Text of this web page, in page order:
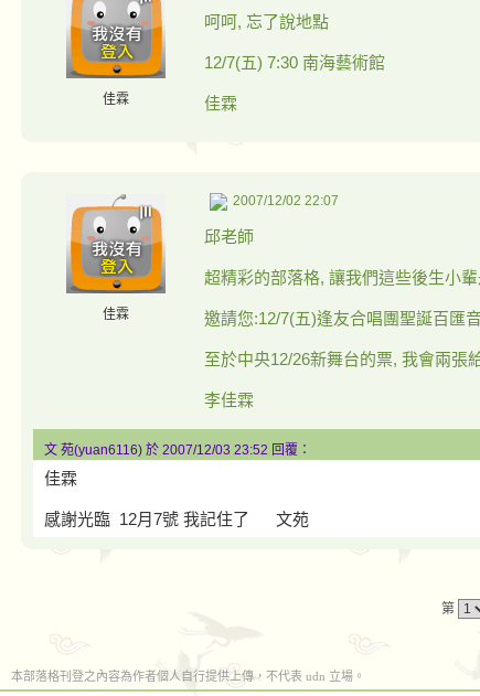
佳霖
呵呵, 忘了說地點
12/7(五) 7:30 南海藝術館
佳霖
佳霖
2007/12/02 22:07
邱老師
超精彩的部落格, 讓我們這些後生小
邀請您:12/7(五)逢友合唱團聖誕百匯
至於中央12/26新舞台的票, 我會兩張
李佳霖
文 苑(yuan6116) 於 2007/12/03 23:52 回覆：
佳霖
感謝光臨 12月7號 我記住了 文苑
第
本部落格刊登之內容為作者個人自行提供上傳，不代表 udn 立場。